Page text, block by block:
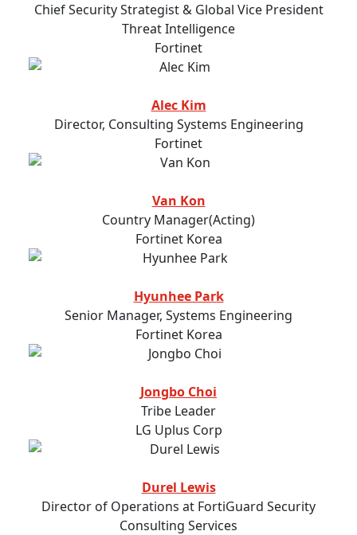
Chief Security Strategist & Global Vice President
Threat Intelligence
Fortinet
Alec Kim
Director, Consulting Systems Engineering
Fortinet
Van Kon
Country Manager(Acting)
Fortinet Korea
Hyunhee Park
Senior Manager, Systems Engineering
Fortinet Korea
Jongbo Choi
Tribe Leader
LG Uplus Corp
Durel Lewis
Director of Operations at FortiGuard Security
Consulting Services